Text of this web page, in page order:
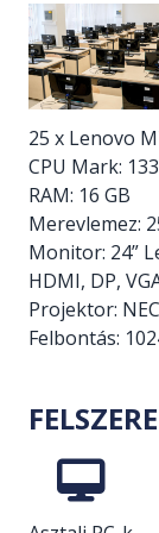
25 x Lenovo
CPU Mark:
RAM: 16 GB
Merevlemez:
Monitor: 24”
HDMI, DP,
Projektor:
Felbontás: